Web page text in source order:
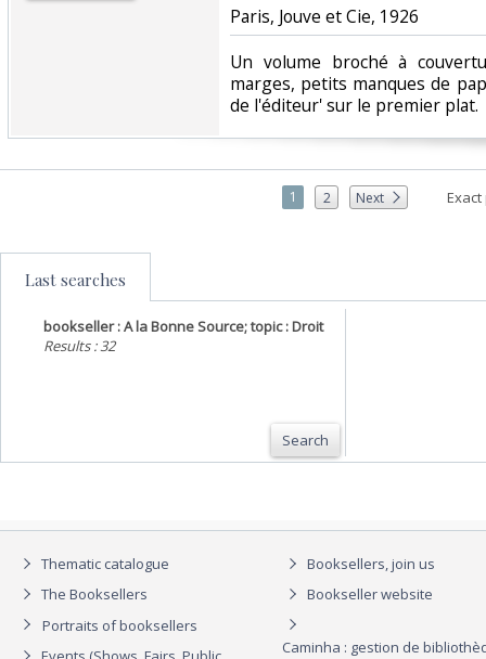
‎Paris, Jouve et Cie, 1926‎
‎Un volume broché à
marges, petits manques de
de l'éditeur' sur le premier plat. ‎
1 2 Next
Last searches
bookseller : A la Bonne Source; topic : Droit
Results : 32
Search
Thematic catalogue
The Booksellers
Portraits of booksellers
Booksellers, join us
Bookseller website
Caminha : gestion de